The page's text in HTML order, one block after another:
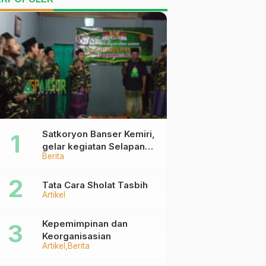
Berita
Satkoryon Banser Kemiri,
gelar kegiatan Selapanan
Rutin Malam Kamis Kliwon
Artikel
Tata Cara Sholat Tasbih
Artikel Berita
Kepemimpinan dan
Keorganisasian